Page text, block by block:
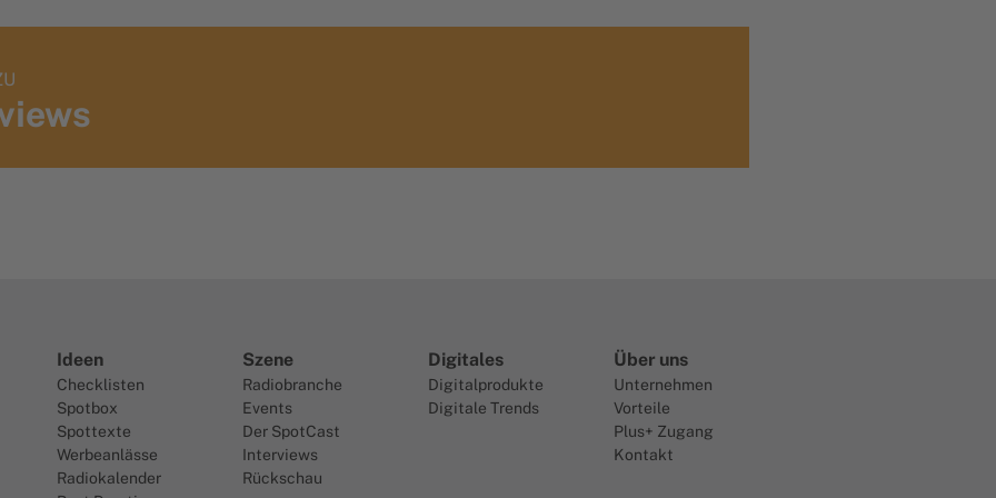
Ideen
Checklisten
Spotbox
Spottexte
Werbeanlässe
Radiokalender
Szene
Radiobranche
Events
Der SpotCast
Interviews
Rückschau
Digitales
Digitalprodukte
Digitale Trends
Über uns
Unternehmen
Vorteile
Plus+ Zugang
Kontakt